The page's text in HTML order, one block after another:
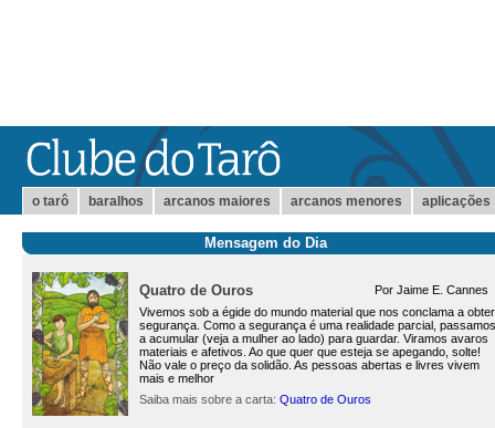
o tarô baralhos arcanos maiores arcanos menores aplicações
Mensagem do Dia
Quatro de Ouros
Por Jaime E. Cannes
Vivemos sob a égide do mundo material que nos conclama a obter
segurança. Como a segurança é uma realidade parcial, passamos
a acumular (veja a mulher ao lado) para guardar. Viramos avaros
materiais e afetivos. Ao que quer que esteja se apegando, solte!
Não vale o preço da solidão. As pessoas abertas e livres vivem
mais e melhor
Saiba mais sobre a carta: Quatro de Ouros